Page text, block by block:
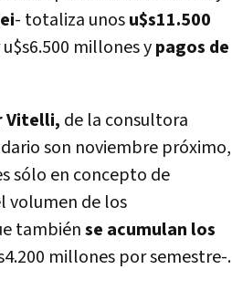
- totaliza unosu$s11.500
millones ypagos de
Vitelli, de la consultora
son noviembre próximo,
sólo en concepto de
volumen de los
tambiénse acumulan los
millones por semestre-.